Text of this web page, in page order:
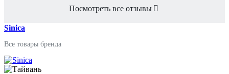
Посмотреть все отзывы
Sinica
Все товары бренда